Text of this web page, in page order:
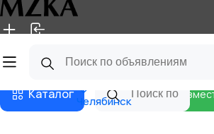
Главная Магазины
Каталог Челябинск